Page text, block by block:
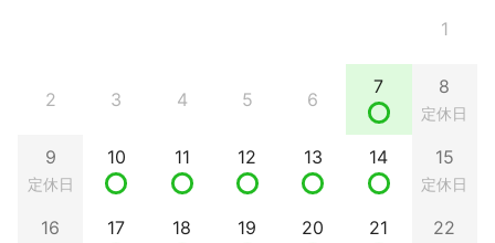
1
2 3 4 5 6
7 8
定休日
9
定休日
10 11 12 13 14 15
定休日
16 17 18 19 20 21 22